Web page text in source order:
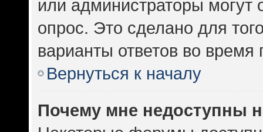
или администраторы могут
опрос. Это сделано для
варианты ответов во время
Вернуться к началу
Почему мне недоступны